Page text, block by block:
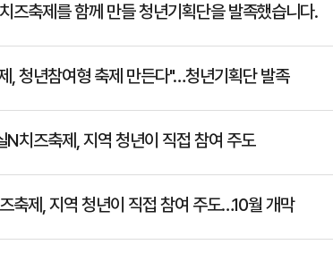
즈축제를 함께 만들 청년기획단을 발족했습니다.
, 청년참여형 축제 만든다"…청년기획단 발족
치즈축제, 지역 청년이 직접 참여 주도
축제, 지역 청년이 직접 참여 주도…10월 개막